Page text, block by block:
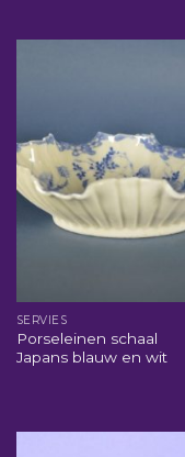
SERVIES
Porseleinen schaal
Japans blauw en wit